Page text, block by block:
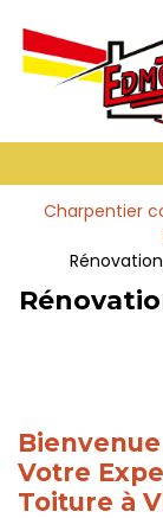
Charpentier
Votre
Toiture à